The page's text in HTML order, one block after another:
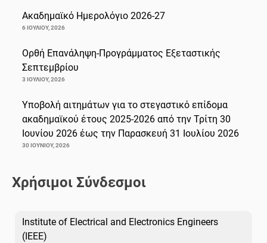
Ακαδημαϊκό Ημερολόγιο 2026-27
6 ΙΟΥΛΊΟΥ, 2026
Ορθή Επανάληψη-Προγράμματος Εξεταστικής
Σεπτεμβρίου
3 ΙΟΥΛΊΟΥ, 2026
Υποβολή αιτημάτων για το στεγαστικό επίδομα
ακαδημαϊκού έτους 2025-2026 από την Τρίτη 30
Ιουνίου 2026 έως την Παρασκευή 31 Ιουλίου 2026
30 ΙΟΥΝΊΟΥ, 2026
Χρήσιμοι Σύνδεσμοι
Institute of Electrical and Electronics Engineers
(IEEE)